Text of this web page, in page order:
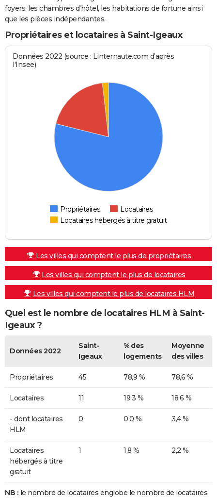
foyers, les chambres d'hôtel, les habitations de fortune ainsi
que les pièces indépendantes.
Propriétaires et locataires à Saint-Igeaux
Données 2022 (source : Linternaute.com d'après
l'Insee)
Propriétaires
Locataires
Locataires hébergés à titre gratuit
Les villes qui comptent le plus de propriétaires
Les villes qui comptent le plus de locataires
Les villes qui comptent le plus de locataires HLM
Quel est le nombre de locataires HLM à Saint-
Igeaux ?
Données 2022
Saint-
Igeaux
% des
logements
Moyenne
des villes
Propriétaires 45 78,9 % 78,6 %
Locataires 11 19,3 % 18,6 %
- dont locataires
HLM
0 0,0 % 3,4 %
Locataires
hébergés à titre
gratuit
1 1,8 % 2,2 %
NB : le nombre de locataires englobe le nombre de locataires